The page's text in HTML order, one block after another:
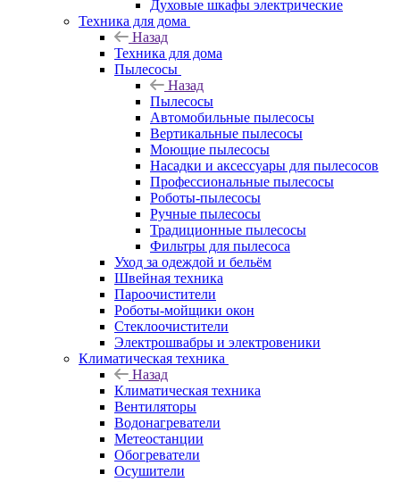
Духовые шкафы электрические
Техника для дома
Назад
Техника для дома
Пылесосы
Назад
Пылесосы
Автомобильные пылесосы
Вертикальные пылесосы
Моющие пылесосы
Насадки и аксессуары для пылесосов
Профессиональные пылесосы
Роботы-пылесосы
Ручные пылесосы
Традиционные пылесосы
Фильтры для пылесоса
Уход за одеждой и бельём
Швейная техника
Пароочистители
Роботы-мойщики окон
Стеклоочистители
Электрошвабры и электровеники
Климатическая техника
Назад
Климатическая техника
Вентиляторы
Водонагреватели
Метеостанции
Обогреватели
Осушители